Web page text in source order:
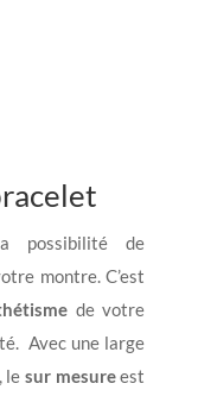
possibilité de
montre. C’est
de votre
Avec une large
le sur mesureest